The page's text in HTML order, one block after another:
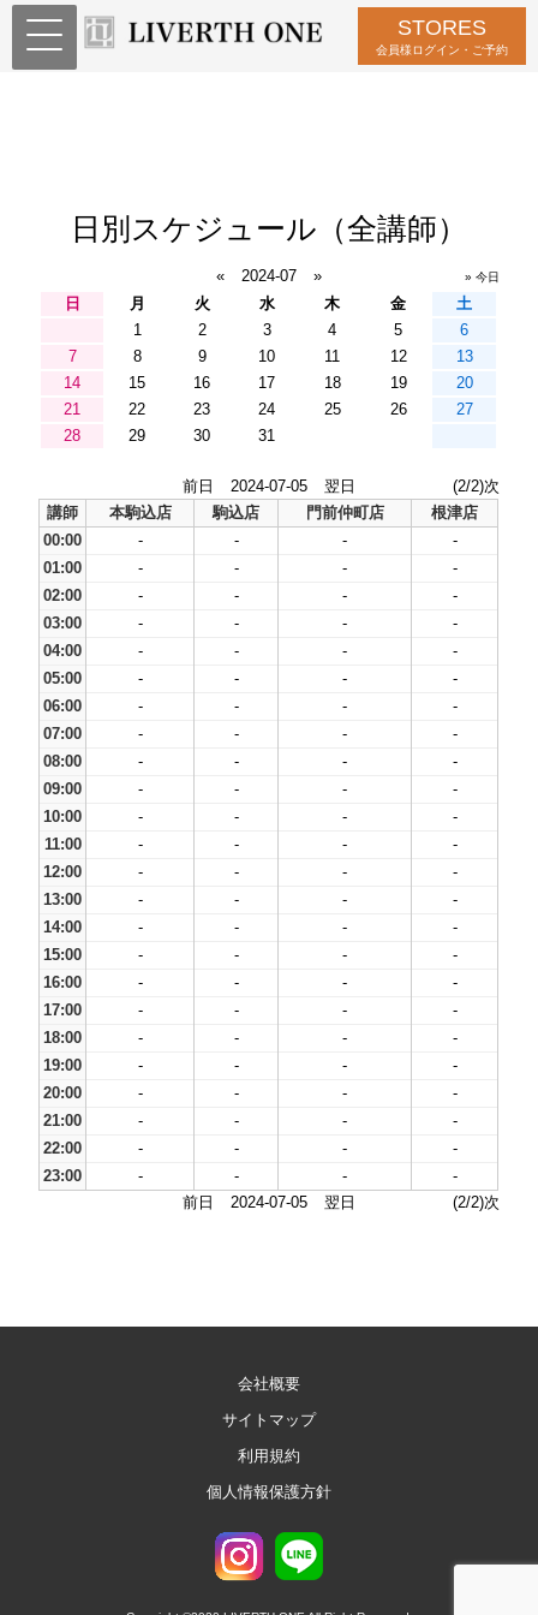
STORES
会員様ログイン・ご予約
日別スケジュール（全講師）
« 2024-07 » » 今日
日 月 火 水 木 金
土
1
2 3 4 5
6
7
8 9 10 11 12
13
14
15 16 17 18 19
20
21
22 23 24 25 26
27
28
29 30 31
前日 2024-07-05 翌日
(2/2)次
講師
本駒込店 駒込店 門前仲町店
根津店
00:00
- - -
-
01:00
- - -
-
02:00
- - -
-
03:00
- - -
-
04:00
- - -
-
05:00
- - -
-
06:00
- - -
-
07:00
- - -
-
08:00
- - -
-
09:00
- - -
-
10:00
- - -
-
11:00
- - -
-
12:00
- - -
-
13:00
- - -
-
14:00
- - -
-
15:00
- - -
-
16:00
- - -
-
17:00
- - -
-
18:00
- - -
-
19:00
- - -
-
20:00
- - -
-
21:00
- - -
-
22:00
- - -
-
23:00
- - -
-
前日
2024-07-05 翌日 (2/2)次
会社概要
サイトマップ
利用規約
個人情報保護方針